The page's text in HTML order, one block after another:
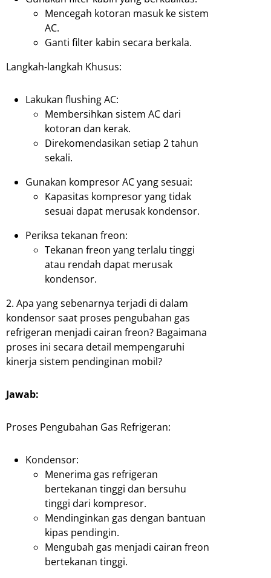
Mencegah kotoran masuk ke sistem
AC.
Ganti filter kabin secara berkala.
Langkah-langkah Khusus:
Lakukan flushing AC:
Membersihkan sistem AC dari
kotoran dan kerak.
Direkomendasikan setiap 2 tahun
sekali.
Gunakan kompresor AC yang sesuai:
Kapasitas kompresor yang tidak
sesuai dapat merusak kondensor.
Periksa tekanan freon:
Tekanan freon yang terlalu tinggi
atau rendah dapat merusak
kondensor.
2. Apa yang sebenarnya terjadi di dalam
kondensor saat proses pengubahan gas
refrigeran menjadi cairan freon? Bagaimana
proses ini secara detail mempengaruhi
kinerja sistem pendinginan mobil?
Jawab:
Proses Pengubahan Gas Refrigeran:
Kondensor:
Menerima gas refrigeran
bertekanan tinggi dan bersuhu
tinggi dari kompresor.
Mendinginkan gas dengan bantuan
kipas pendingin.
Mengubah gas menjadi cairan freon
bertekanan tinggi.